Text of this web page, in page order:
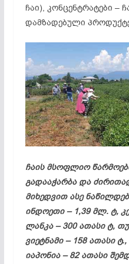
ჩაი), კონცენტრატები –
დამზადებული
ჩაის მსოფლიო
გადააჭარბა და
მიხედვით ასე
ინდოეთი – 1,39 მლ. ტ,
ლანკა – 300 ათასი ტ,
ვიეტნამი – 158 ათასი
იაპონია – 82 ათასი